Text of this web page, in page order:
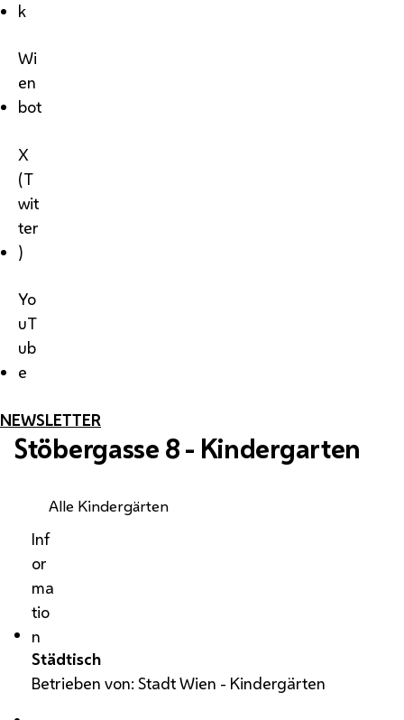
k
Wi
en
bot
X
(T
wit
ter
)
Yo
uT
ub
e
NEWSLETTER
Stöbergasse 8 - Kindergarten
Alle Kindergärten
Inf
or
ma
tio
n
Städtisch
Betrieben von: Stadt Wien - Kindergärten